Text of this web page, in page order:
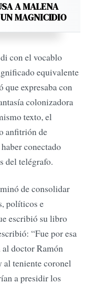
A MALENA
MAGNICIDIO
con el vocablo
equivalente
que expresaba con
colonizadora
texto, el
anfitrión de
conectado
del telégrafo.
de consolidar
políticos e
escribió su libro
“Fue por esa
doctor Ramón
teniente coronel
a presidir los